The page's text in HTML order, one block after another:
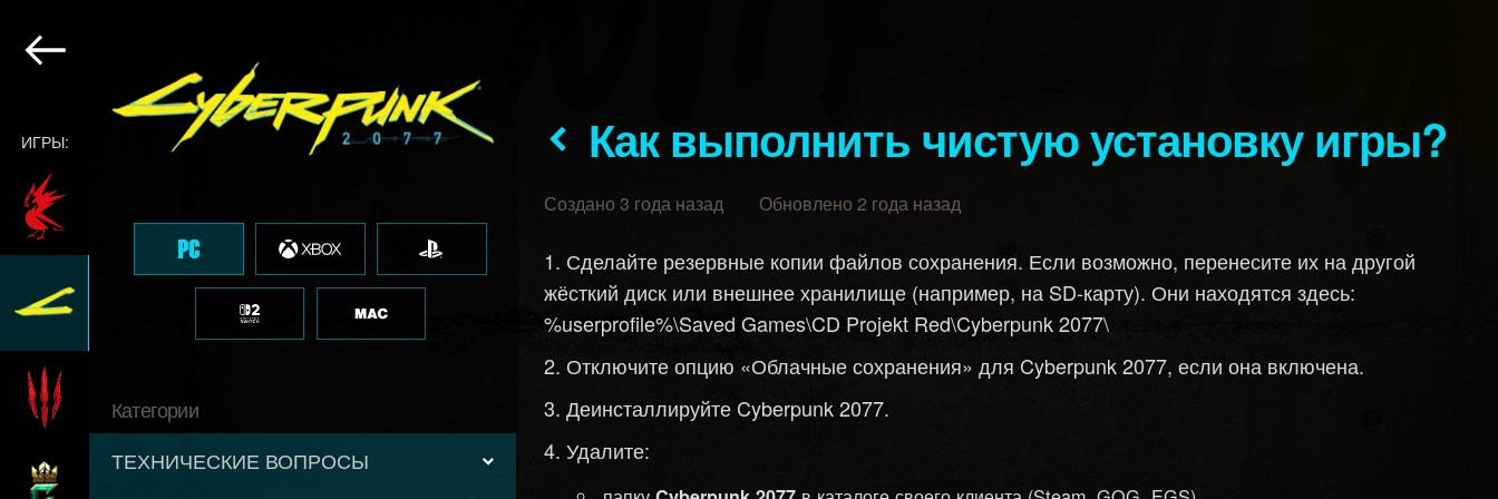
ИГРЫ:
Категории
ТЕХНИЧЕСКИЕ ВОПРОСЫ
Как выполнить чистую установку игры?
Создано 3 года назад Обновлено 2 года назад
Сделайте резервные копии файлов сохранения. Если возможно, перенесите их на другой
жёсткий диск или внешнее хранилище (например, на SD-карту). Они находятся здесь:
%userprofile%\Saved Games\CD Projekt Red\Cyberpunk 2077\
Отключите опцию «Облачные сохранения» для Cyberpunk 2077, если она включена.
Деинсталлируйте Cyberpunk 2077.
Удалите: